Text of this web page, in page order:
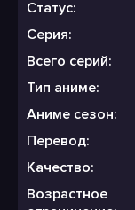
Статус:
Серия:
Всего серий:
Тип аниме:
Аниме сезон:
Перевод:
Качество:
Возрастное